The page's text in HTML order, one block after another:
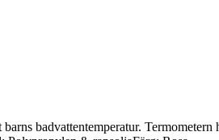
badvattentemperatur.